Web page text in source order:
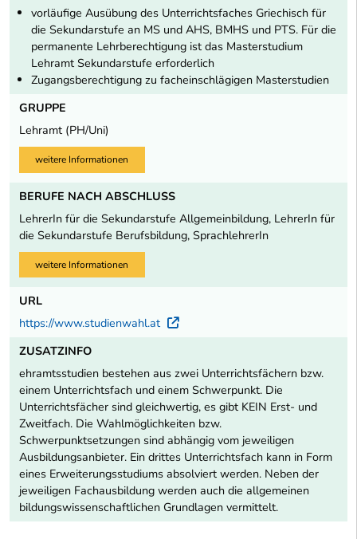
vorläufige Ausübung des Unterrichtsfaches Griechisch für
die Sekundarstufe an MS und AHS, BMHS und PTS. Für die
permanente Lehrberechtigung ist das Masterstudium
Lehramt Sekundarstufe erforderlich
Zugangsberechtigung zu facheinschlägigen Masterstudien
GRUPPE
Lehramt (PH/Uni)
weitere Informationen
BERUFE NACH ABSCHLUSS
LehrerIn für die Sekundarstufe Allgemeinbildung, LehrerIn für
die Sekundarstufe Berufsbildung, SprachlehrerIn
weitere Informationen
URL
https://www.studienwahl.at
Externer Link
ZUSATZINFO
ehramtsstudien bestehen aus zwei Unterrichtsfächern bzw.
einem Unterrichtsfach und einem Schwerpunkt. Die
Unterrichtsfächer sind gleichwertig, es gibt KEIN Erst- und
Zweitfach. Die Wahlmöglichkeiten bzw.
Schwerpunktsetzungen sind abhängig vom jeweiligen
Ausbildungsanbieter. Ein drittes Unterrichtsfach kann in Form
eines Erweiterungsstudiums absolviert werden. Neben der
jeweiligen Fachausbildung werden auch die allgemeinen
bildungswissenschaftlichen Grundlagen vermittelt.